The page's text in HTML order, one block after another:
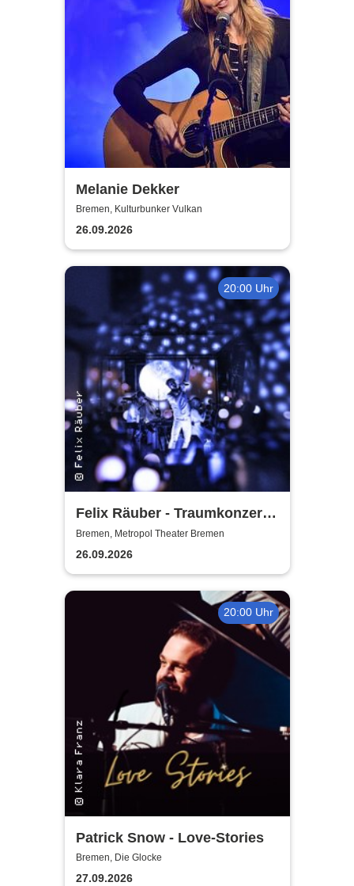
Melanie Dekker
Bremen, Kulturbunker Vulkan
26.09.2026
20:00 Uhr
Felix Räuber - Traumkonzert -
Reise zu den Sternen 2026
Bremen, Metropol Theater Bremen
26.09.2026
20:00 Uhr
Patrick Snow - Love-Stories
Bremen, Die Glocke
27.09.2026